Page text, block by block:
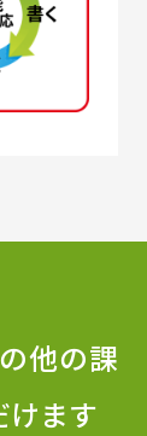
他の課
けます